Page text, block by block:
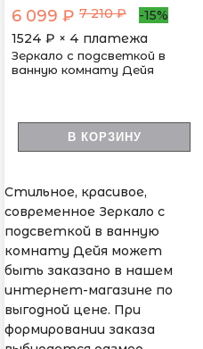
6 099 ₽ 7 210 ₽
-15%
1524 ₽ × 4 платежа
Зеркало с подсветкой в
ванную комнату Дейя
В КОРЗИНУ
Стильное, красивое,
современное Зеркало с
подсветкой в ванную
комнату Дейя может
быть заказано в нашем
интернет-магазине по
выгодной цене. При
формировании заказа